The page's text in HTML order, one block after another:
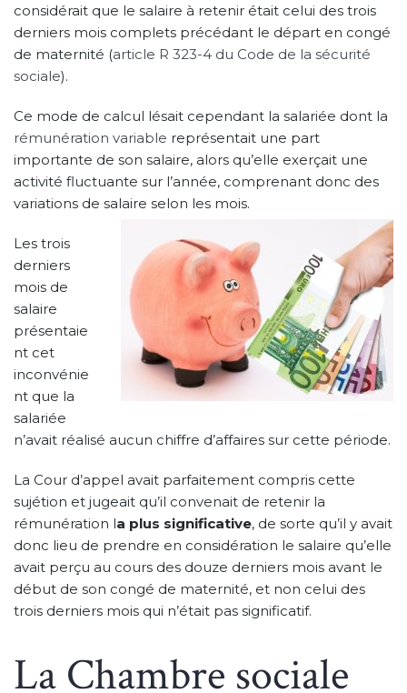
considérait que le salaire à retenir était celui des trois
derniers mois complets précédant le départ en congé
de maternité (article R 323-4 du Code de la sécurité
sociale).
Ce mode de calcul lésait cependant la salariée dont la
rémunération variable représentait une part
importante de son salaire, alors qu’elle exerçait une
activité fluctuante sur l’année, comprenant donc des
variations de salaire selon les mois.
Les trois
derniers
mois de
salaire
présentaie
nt cet
inconvénie
nt que la
salariée
n’avait réalisé aucun chiffre d’affaires sur cette période.
La Cour d’appel avait parfaitement compris cette
sujétion et jugeait qu’il convenait de retenir la
rémunération la plus significative, de sorte qu’il y avait
donc lieu de prendre en considération le salaire qu’elle
avait perçu au cours des douze derniers mois avant le
début de son congé de maternité, et non celui des
trois derniers mois qui n’était pas significatif.
La Chambre sociale